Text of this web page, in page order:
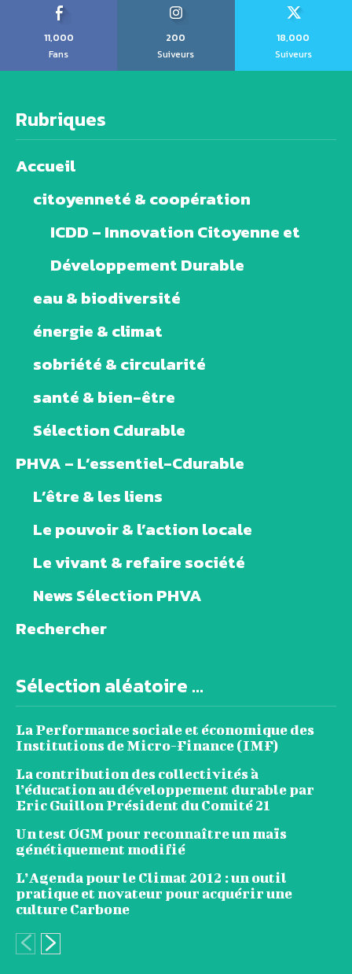
11,000
Fans
200
Suiveurs
18,000
Suiveurs
Rubriques
Accueil
citoyenneté & coopération
ICDD – Innovation Citoyenne et
Développement Durable
eau & biodiversité
énergie & climat
sobriété & circularité
santé & bien-être
Sélection Cdurable
PHVA – L’essentiel-Cdurable
L’être & les liens
Le pouvoir & l’action locale
Le vivant & refaire société
News Sélection PHVA
Rechercher
Sélection aléatoire ...
La Performance sociale et économique des
Institutions de Micro-Finance (IMF)
La contribution des collectivités à
l’éducation au développement durable par
Eric Guillon Président du Comité 21
Un test OGM pour reconnaître un maïs
génétiquement modifié
L’Agenda pour le Climat 2012 : un outil
pratique et novateur pour acquérir une
culture Carbone